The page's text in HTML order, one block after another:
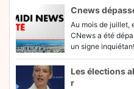
Cnews
Au mois de juillet,
CNews a été
un signe
Les élections
r